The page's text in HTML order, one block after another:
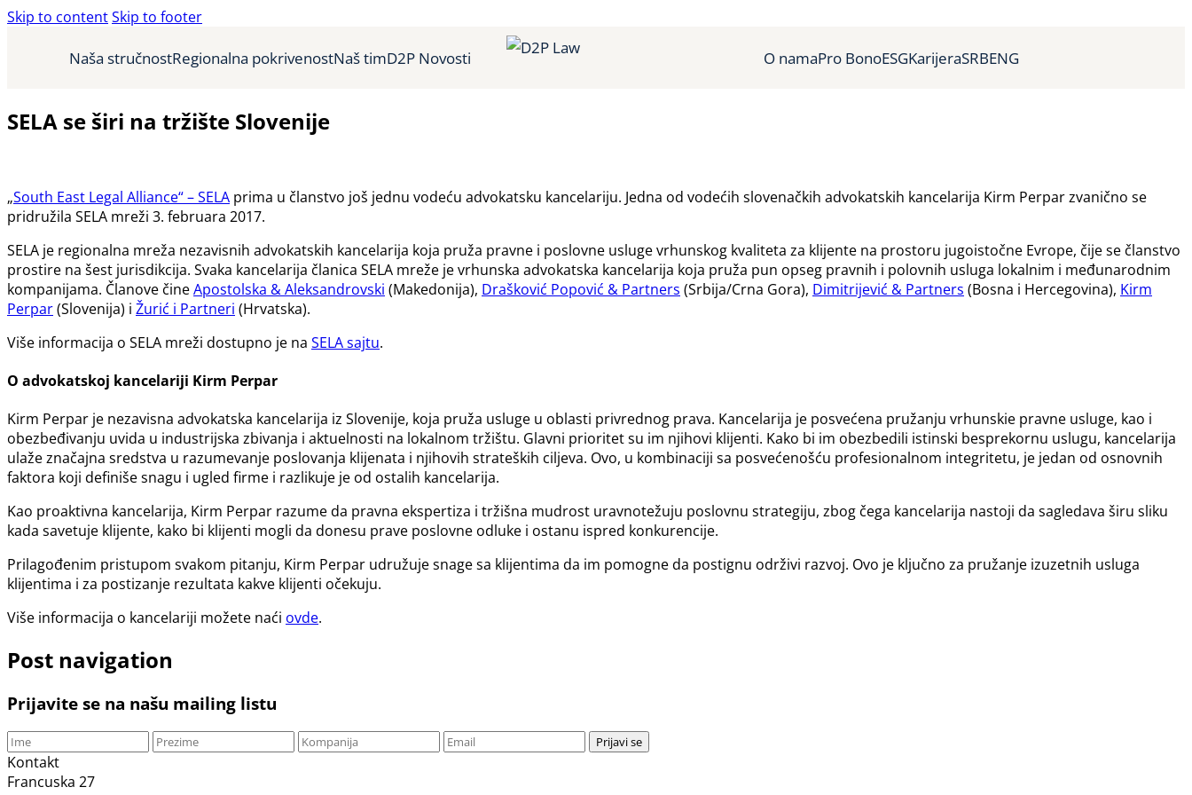
Skip to contentSkip to footer
Naša stručnostRegionalna pokrivenostNaš timD2P Novosti O namaPro BonoESGKarijeraSRBENG
SELA se širi na tržište Slovenije
„South East Legal Alliance“ – SELA prima u članstvo još jednu vodeću advokatsku kancelariju. Jedna od vodećih slovenačkih advokatskih kancelarija Kirm Perpar zvanično se
pridružila SELA mreži 3. februara 2017.
SELA je regionalna mreža nezavisnih advokatskih kancelarija koja pruža pravne i poslovne usluge vrhunskog kvaliteta za klijente na prostoru jugoistočne Evrope, čije se članstvo
prostire na šest jurisdikcija. Svaka kancelarija članica SELA mreže je vrhunska advokatska kancelarija koja pruža pun opseg pravnih i polovnih usluga lokalnim i međunarodnim
kompanijama. Članove čineApostolska & Aleksandrovski (Makedonija), Drašković Popović & Partners (Srbija/Crna Gora), Dimitrijević & Partners (Bosna i Hercegovina), Kirm
Perpar(Slovenija) i Žurić i Partneri (Hrvatska).
Više informacija o SELA mreži dostupno je na SELA sajtu.
O advokatskoj kancelariji Kirm Perpar
Kirm Perpar je nezavisna advokatska kancelarija iz Slovenije, koja pruža usluge u oblasti privrednog prava. Kancelarija je posvećena pružanju vrhunskie pravne usluge, kao i
obezbeđivanju uvida u industrijska zbivanja i aktuelnosti na lokalnom tržištu. Glavni prioritet su im njihovi klijenti. Kako bi im obezbedili istinski besprekornu uslugu, kancelarija
ulaže značajna sredstva u razumevanje poslovanja klijenata i njihovih strateških ciljeva. Ovo, u kombinaciji sa posvećenošću profesionalnom integritetu, je jedan od osnovnih
faktora koji definiše snagu i ugled firme i razlikuje je od ostalih kancelarija.
Kao proaktivna kancelarija, Kirm Perpar razume da pravna ekspertiza i tržišna mudrost uravnotežuju poslovnu strategiju, zbog čega kancelarija nastoji da sagledava širu sliku
kada savetuje klijente, kako bi klijenti mogli da donesu prave poslovne odluke i ostanu ispred konkurencije.
Prilagođenim pristupom svakom pitanju, Kirm Perpar udružuje snage sa klijentima da im pomogne da postignu održivi razvoj. Ovo je ključno za pružanje izuzetnih usluga
klijentima i za postizanje rezultata kakve klijenti očekuju.
Više informacija o kancelariji možete naći ovde.
Post navigation
Prijavite se na našu mailing listu
Prijavi se
Kontakt
Francuska 27